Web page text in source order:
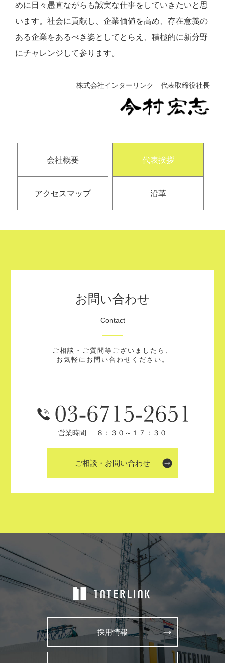
めに日々愚直ながらも誠実な仕事をしていきたいと思
います。社会に貢献し、企業価値を高め、存在意義の
ある企業をあるべき姿としてとらえ、積極的に新分野
にチャレンジして参ります。
株式会社インターリンク 代表取締役社長
会社概要 代表挨拶
アクセスマップ 沿革
お問い合わせ
Contact
ご相談・ご質問等ございましたら、
お気軽にお問い合わせください。
営業時間 ８：３０～１７：３０
ご相談・お問い合わせ
採用情報